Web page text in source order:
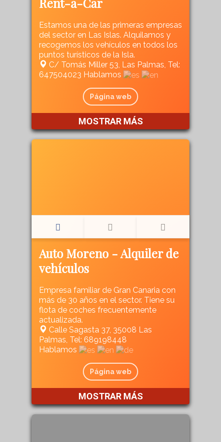
Estamos una de las primeras empresas
del sector en Las Islas. Alquilamos y
recogemos los vehículos en todos los
puntos turísticos de la Isla.
C/ Tomás Miller 53, Las Palmas, Tel:
647504023 Hablamos
Página web
MOSTRAR MÁS
Auto Moreno - Alquiler de
vehículos
Empresa familiar de Gran Canaria con
más de 30 años en el sector. Tiene su
flota de coches frecuentemente
actualizada.
Calle Sagasta 37, 35008 Las
Palmas, Tel: 689198448
Hablamos
Página web
MOSTRAR MÁS